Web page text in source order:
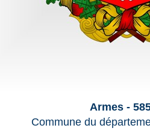
Armes -
Commune du